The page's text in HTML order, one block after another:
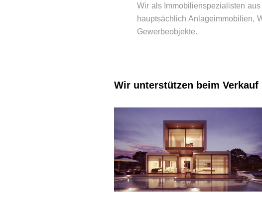
Wir als Immobilienspezialisten
hauptsächlich Anlageimmobilien,
Gewerbeobjekte.
Wir unterstützen beim Verkauf